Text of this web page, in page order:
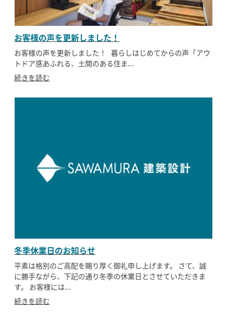
お客様の声を更新しました！
お客様の声を更新しました！ 暮らしはじめてからの声「アウ
トドア感あふれる、土間のある住ま...
続きを読む
冬季休業日のお知らせ
平素は格別のご高配を賜り厚く御礼申し上げます。 さて、誠
に勝手ながら、下記の通り冬季の休業日とさせていただきま
す。 お客様には...
続きを読む